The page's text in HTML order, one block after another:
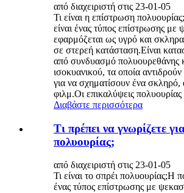
από διαχειριστή στις 23-01-05
Τι είναι η επίστρωση
είναι ένας τύπος επίστρωσης
εφαρμόζεται ως υγρό και
σε στερεή κατάσταση.Είναι
από συνδυασμό πολυουρεθάνης
ισοκυανικού, τα οποία
για να σχηματίσουν ένα σκληρό,
φιλμ.Οι επικαλύψεις πολυουρίας
Διαβάστε περισσότερα
Τι πρέπει να γνωρίζετε
πολυουρίας;
από διαχειριστή στις 23-01-05
Τι είναι το σπρέι πολυουρίας;Η
ένας τύπος επίστρωσης με